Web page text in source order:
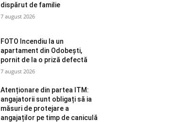
dispărut de familie
7 august 2026
FOTO Incendiu la un
apartament din Odobești,
pornit de la o priză defectă
7 august 2026
Atenționare din partea ITM:
angajatorii sunt obligați să ia
măsuri de protejare a
angajaților pe timp de caniculă